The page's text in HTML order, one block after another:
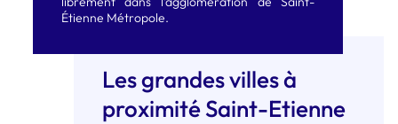
Étienne Métropole.
Les grandes villes à
proximité Saint-Etienne